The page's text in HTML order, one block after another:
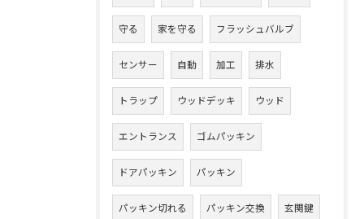
守る 家を守る フラッシュバルブ
センサー 自動 加工 排水
トラップ ウッドデッキ ウッド
エントランス ゴムパッキン
ドアパッキン パッキン
パッキン切れる パッキン交換 玄関鍵